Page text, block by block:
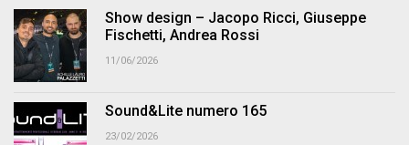
Show design – Jacopo Ricci, Giuseppe
Fischetti, Andrea Rossi
11/06/2026
Sound&Lite numero 165
23/02/2026